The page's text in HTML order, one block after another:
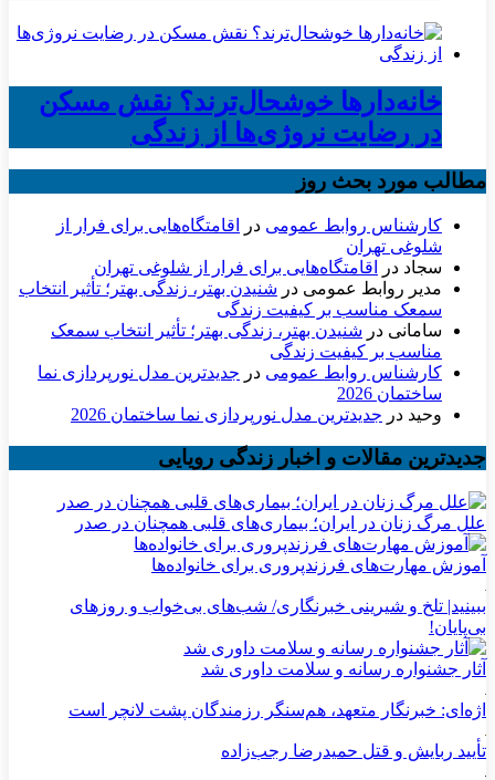
خانه‌دارها خوشحال‌ترند؟ نقش مسکن
در رضایت نروژی‌ها از زندگی
مطالب مورد بحث روز
کارشناس روابط عمومی در
اقامتگاه‌هایی برای فرار از
شلوغی تهران
سجاد در
اقامتگاه‌هایی برای فرار از شلوغی تهران
مدیر روابط عمومی در شنیدن بهتر، زندگی بهتر؛ تأثیر انتخاب
سمعک مناسب بر کیفیت زندگی
سامانی در شنیدن بهتر، زندگی بهتر؛ تأثیر انتخاب سمعک
مناسب بر کیفیت زندگی
کارشناس روابط عمومی در جدیدترین مدل نورپردازی نما
ساختمان 2026
وحید در جدیدترین مدل نورپردازی نما ساختمان 2026
جدیدترین مقالات و اخبار زندگی رویایی
علل مرگ زنان در ایران؛ بیماری‌های قلبی همچنان در صدر
آموزش مهارت‌های فرزندپروری برای خانواده‌ها
ببینید| تلخ و شیرینی خبرنگاری/‌ شب‌های بی‌خواب و روزهای
بی‌پایان!
آثار جشنواره رسانه و سلامت داوری شد
اژه‌ای: خبرنگار متعهد، هم‌سنگر رزمندگان پشت لانچر است
تأیید ربایش و قتل حمیدرضا رجب‌زاده